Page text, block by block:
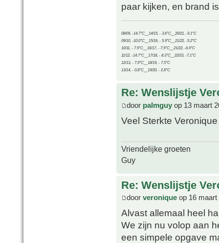
paar kijken, en brand
08/09, -14.7°C__14/15, - 3.6°C__20/21, -9.1°C
09/10, -10.0°C__15/16, - 5.9°C__21/22, -5.2°C
10/11, - 7.9°C__16/17, - 7.9°C__21/22, -6.9°C
11/12, -14.7°C__17/18, - 8.3°C__22/23, -7.1°C
12/13, - 7.9°C__18/19, - 7.5°C
13/14, - 0.8°C__19/20, - 2.8°C
Re: Wenslijstje
door palmguy op 13 maart
Veel Sterkte Veronique
Vriendelijke groeten
Guy
Re: Wenslijstje
door veronique op 16 maart
Alvast allemaal heel
We zijn nu volop aan
een simpele opgave